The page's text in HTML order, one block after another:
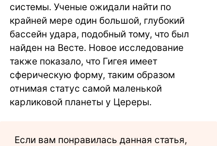
системы. Ученые ожидали найти по
крайней мере один большой, глубокий
бассейн удара, подобный тому, что был
найден на Весте. Новое исследование
также показало, что Гигея имеет
сферическую форму, таким образом
отнимая статус самой маленькой
карликовой планеты у Цереры.
Если вам понравилась данная статья,